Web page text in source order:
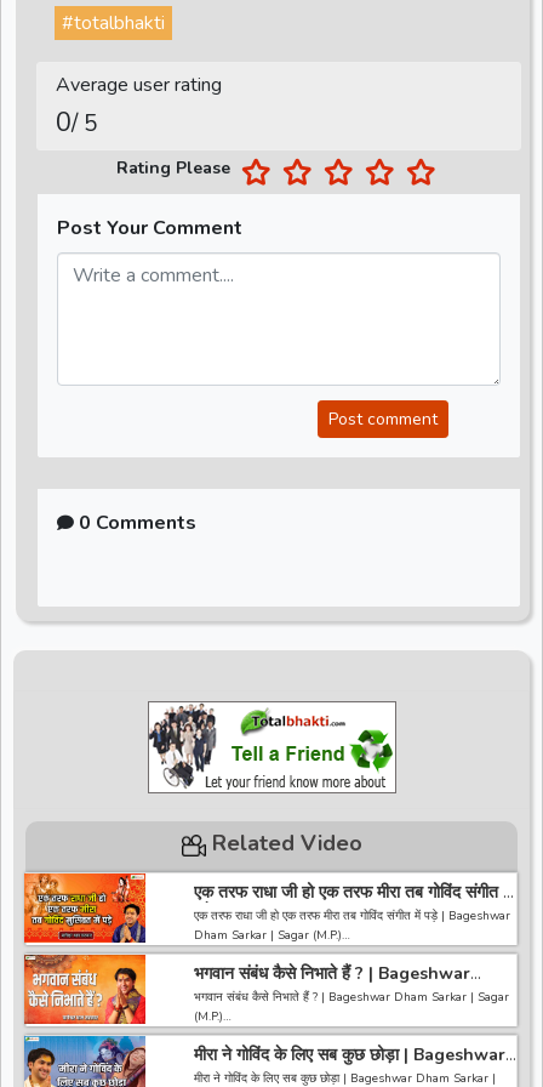
#totalbhakti
Average user rating
0/ 5
Rating Please
Post Your Comment
Post comment
0 Comments
Related Video
एक तरफ राधा जी हो एक तरफ मीरा तब गोविंद संगीत में
पड़े | Bageshwar Dham Sarkar | Sagar
(M.P.)
एक तरफ राधा जी हो एक तरफ मीरा तब गोविंद संगीत में पड़े | Bageshwar
Dham Sarkar | Sagar (M.P.)
------------------------------------------------------------------
------------------------------------
अगर आपको हमारी वीडियो अच्छी लगी तो हमारे चैनल को सब्सक्राइब करना
ना भूले और वीडियो को लाइक करे कमेंट करे और शेयर करे.
https://bit.ly/2HNBbHd
------------------------------------------------------------------
भगवान संबंध कैसे निभाते हैं ? | Bageshwar
Dham Sarkar | Sagar (M.P.)
भगवान संबंध कैसे निभाते हैं ? | Bageshwar Dham Sarkar | Sagar
(M.P.)
------------------------------------------------------------------
------------------------------------
मीरा ने गोविंद के लिए सब कुछ छोड़ा | Bageshwar
Dham Sarkar | Sagar (M.P.)
मीरा ने गोविंद के लिए सब कुछ छोड़ा | Bageshwar Dham Sarkar |